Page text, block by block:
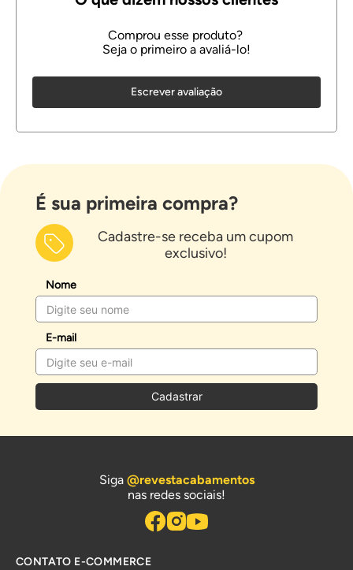
Escrever avaliação
É sua primeira compra?
Cadastre-se receba um cupom
exclusivo!
Nome
E-mail
Cadastrar
Siga @revestacabamentos
nas redes sociais!
CONTATO E-COMMERCE